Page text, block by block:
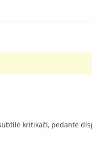
kritikaĉi, pedante